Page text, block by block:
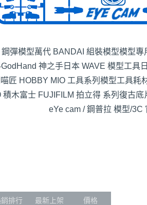
彈模型萬代 BANDAI 組裝模型模型專
GodHand 神之手日本 WAVE 模型工具
喵匠 HOBBY MIO 工具系列 模型工具耗
積木富士 FUJIFILM 拍立得 系列 復古底
eYe cam / 鋼普拉 模型/3C
銷排行 最新上架 價格